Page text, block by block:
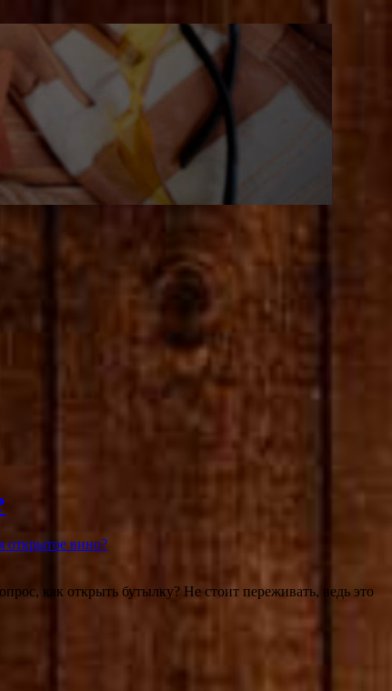
открытое вино?
как открыть бутылку? Не стоит переживать, ведь это